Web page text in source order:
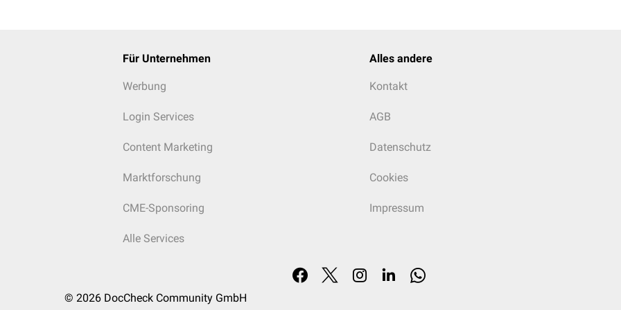
in der klinischen Prüfung nachweisen können.
bei monozentrischen Studien der Hauptprüfer und bei multizentrischen
Für Unternehmen
Werbung
Login Services
Content Marketing
Marktforschung
CME-Sponsoring
Alle Services
Alles andere
Kontakt
AGB
Datenschutz
Cookies
Impressum
© 2026 DocCheck Community GmbH